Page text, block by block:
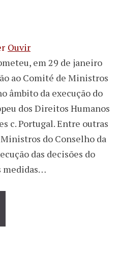
Ouvir
em 29 de janeiro
ao Comité de Ministros
âmbito da execução do
dos Direitos Humanos
c. Portugal. Entre outras
do Conselho da
das decisões do
medidas…